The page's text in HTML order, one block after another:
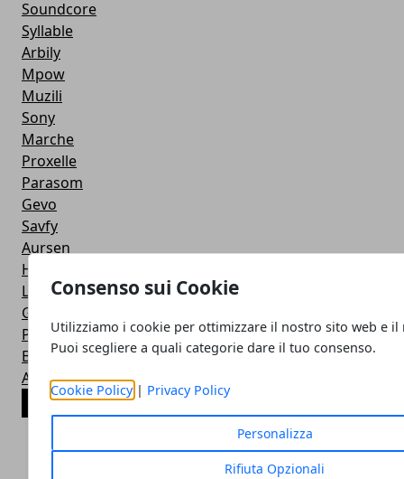
Consenso sui Cookie
Utilizziamo i cookie per ottimizzare il nostro sito web e il
Puoi scegliere a quali categorie dare il tuo consenso.
Cookie Policy| Privacy Policy
Personalizza
Rifiuta Opzionali
Soundcore
Syllable
Arbily
Mpow
Muzili
Sony
Marche
Proxelle
Parasom
Gevo
Savfy
Aursen
Hoco
LG
GrandBeing
Powerbeats
BeatsX
Aukey
ARTICOLI POPOLARI